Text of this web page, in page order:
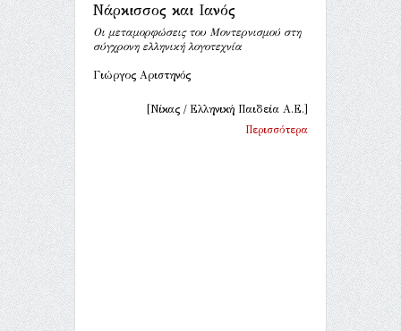
Νάρκισσος και Ιανός
Οι μεταμορφώσεις του Μοντερνισμού στη
σύγχρονη ελληνική λογοτεχνία
Γιώργος Αριστηνός
[Νίκας / Ελληνική Παιδεία Α.Ε.]
Περισσότερα